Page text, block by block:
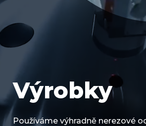
Výrobky
Používáme výhradně nerezové